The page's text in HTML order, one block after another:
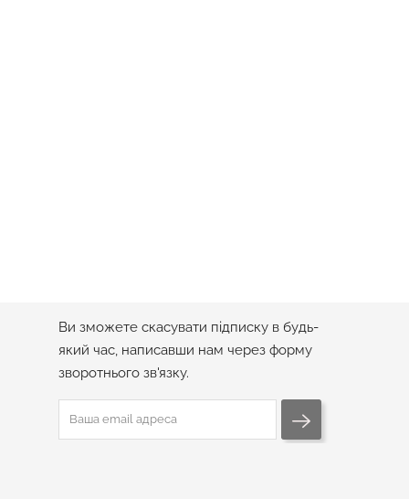
Ви зможете скасувати підписку в будь-
який час, написавши нам через форму
зворотнього зв'язку.